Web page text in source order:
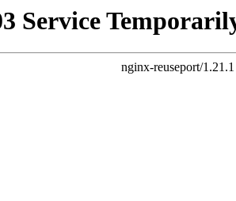
Service
nginx-reuseport/1.21.1